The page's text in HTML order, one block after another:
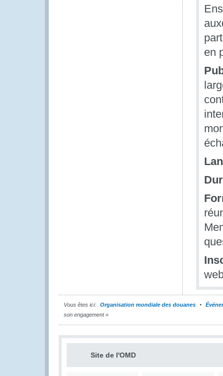
en
Vous êtes ici: Organisation mondiale des douanes
son engagement »
Site de l'OMD